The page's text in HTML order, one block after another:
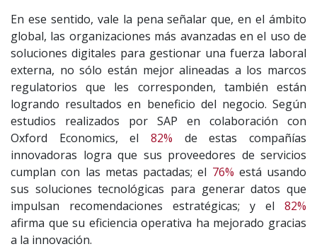
En ese sentido, vale la pena señalar que, en el ámbito
global, las organizaciones más avanzadas en el uso de
soluciones digitales para gestionar una fuerza laboral
externa, no sólo están mejor alineadas a los marcos
regulatorios que les corresponden, también están
logrando resultados en beneficio del negocio. Según
estudios realizados por SAP en colaboración con
Oxford Economics, el 82% de estas compañías
innovadoras logra que sus proveedores de servicios
cumplan con las metas pactadas; el 76% está usando
sus soluciones tecnológicas para generar datos que
impulsan recomendaciones estratégicas; y el 82%
afirma que su eficiencia operativa ha mejorado gracias
a la innovación.